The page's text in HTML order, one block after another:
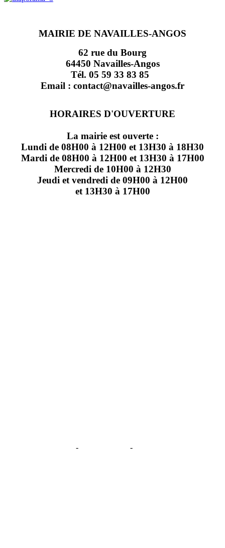
MAIRIE DE NAVAILLES-ANGOS
62 rue du Bourg
64450 Navailles-Angos
Tél. 05 59 33 83 85
Email : contact@navailles-angos.fr
HORAIRES D'OUVERTURE
La mairie est ouverte :
Lundi de 08H00 à 12H00 et 13H30 à 18H30
Mardi de 08H00 à 12H00 et 13H30 à 17H00
Mercredi de 10H00 à 12H30
Jeudi et vendredi de 09H00 à 12H00
et 13H30 à 17H00
- -